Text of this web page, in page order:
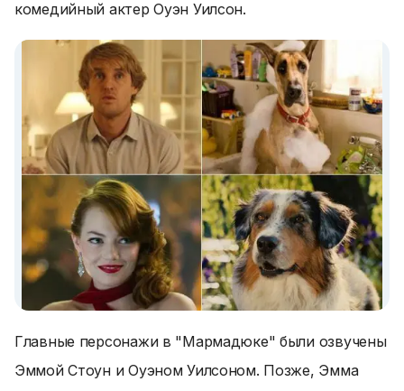
комедийный актер Оуэн Уилсон.
Главные персонажи в "Мармадюке" были озвучены
Эммой Стоун и Оуэном Уилсоном. Позже, Эмма